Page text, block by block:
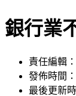
銀行業
責任編輯
發佈時間
最後更新